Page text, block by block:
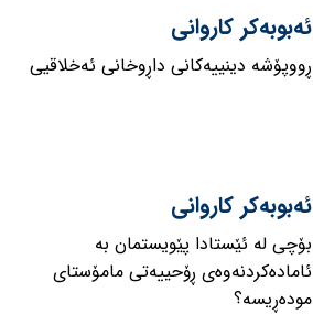
ئەبوبەكر كاروانی
ڕووپۆشە دینییەکانی داڕوخانی ئەخلاقیی
ئەبوبەكر كاروانی
بۆچی لە ئێستادا پێویستمان بە
ئامادەکردنەوەی ڕۆحییەتی مامۆستای
مودەڕیسە؟